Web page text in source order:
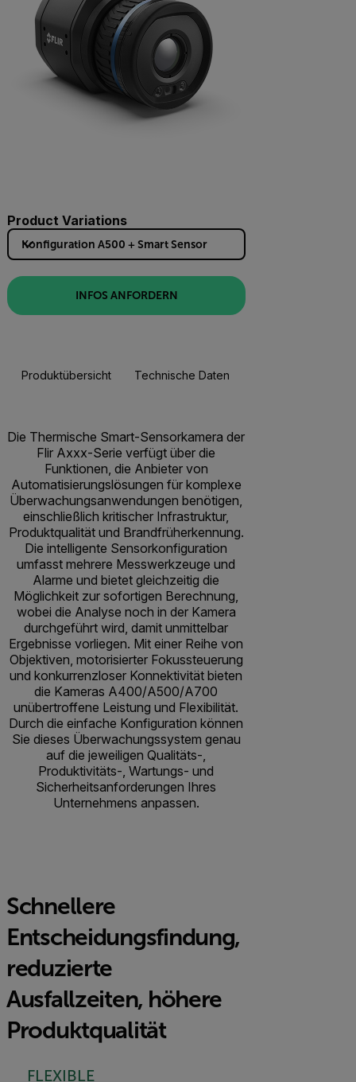
Product Variations
Konfiguration A500 + Smart Sensor
INFOS ANFORDERN
Produktübersicht Technische Daten
Die Thermische Smart-Sensorkamera der
Flir Axxx-Serie verfügt über die
Funktionen, die Anbieter von
Automatisierungslösungen für komplexe
Überwachungsanwendungen benötigen,
einschließlich kritischer Infrastruktur,
Produktqualität und Brandfrüherkennung.
Die intelligente Sensorkonfiguration
umfasst mehrere Messwerkzeuge und
Alarme und bietet gleichzeitig die
Möglichkeit zur sofortigen Berechnung,
wobei die Analyse noch in der Kamera
durchgeführt wird, damit unmittelbar
Ergebnisse vorliegen. Mit einer Reihe von
Objektiven, motorisierter Fokussteuerung
und konkurrenzloser Konnektivität bieten
die Kameras A400/A500/A700
unübertroffene Leistung und Flexibilität.
Durch die einfache Konfiguration können
Sie dieses Überwachungssystem genau
auf die jeweiligen Qualitäts-,
Produktivitäts-, Wartungs- und
Sicherheitsanforderungen Ihres
Unternehmens anpassen.
Schnellere
Entscheidungsfindung,
reduzierte
Ausfallzeiten, höhere
Produktqualität
FLEXIBLE